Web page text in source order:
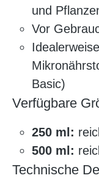
und
Vor
Basic)
Verfügbare
250 ml:
500 ml:
Technische